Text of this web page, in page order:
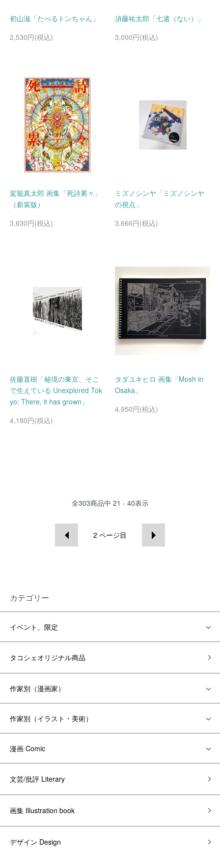
初山滋「たべるトンちゃん」
2,530円(税込)
須藤祐太郎「七遺（ない）」
3,000円(税込)
駕籠真太郎 画集「死詩累々」
（新装版）
3,630円(税込)
ミズノシンヤ「ミズノシンヤ
の視点」
3,666円(税込)
佐藤直樹「秘境の東京、そこ
で生えている Unexplored Tok
yo: There, it has grown」
4,180円(税込)
タダユキヒロ 画集「Mosh in
Osaka」
4,950円(税込)
全303商品中 21 - 40表示
2 ページ目
カテゴリー
イベント、限定
タコシェオリジナル商品
作家別（漫画家）
作家別（イラスト・美術）
漫画 Comic
文芸/批評 Literary
画集 Illustration book
デザイン Design